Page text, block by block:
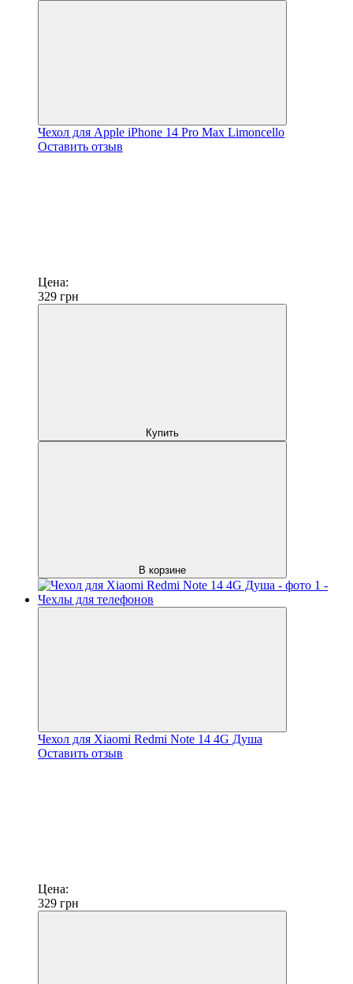
Чехол для Apple iPhone 14 Pro Max Limoncello
Оставить отзыв
Цена:
329 грн
Купить
В корзине
Чехол для Xiaomi Redmi Note 14 4G Душа
Оставить отзыв
Цена:
329 грн